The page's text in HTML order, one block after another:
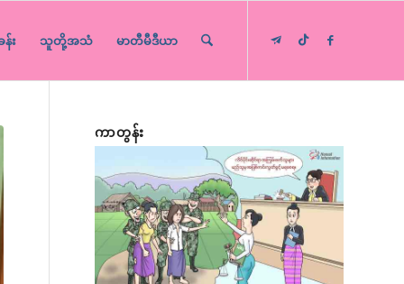
န်း သူတို့အသံ မာတီမီဒီယာ
ကာတွန်း